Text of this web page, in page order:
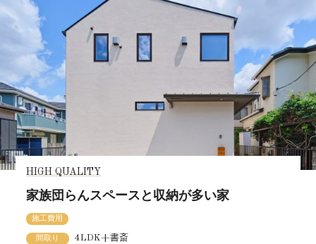
HIGH QUALITY
家族団らんスペースと収納が多い家
施工費用
間取り 4LDK+書斎